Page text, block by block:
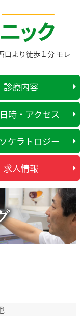
口より徒歩１分 モレ
診療内容
時・アクセス
ケラトロジー
求人情報